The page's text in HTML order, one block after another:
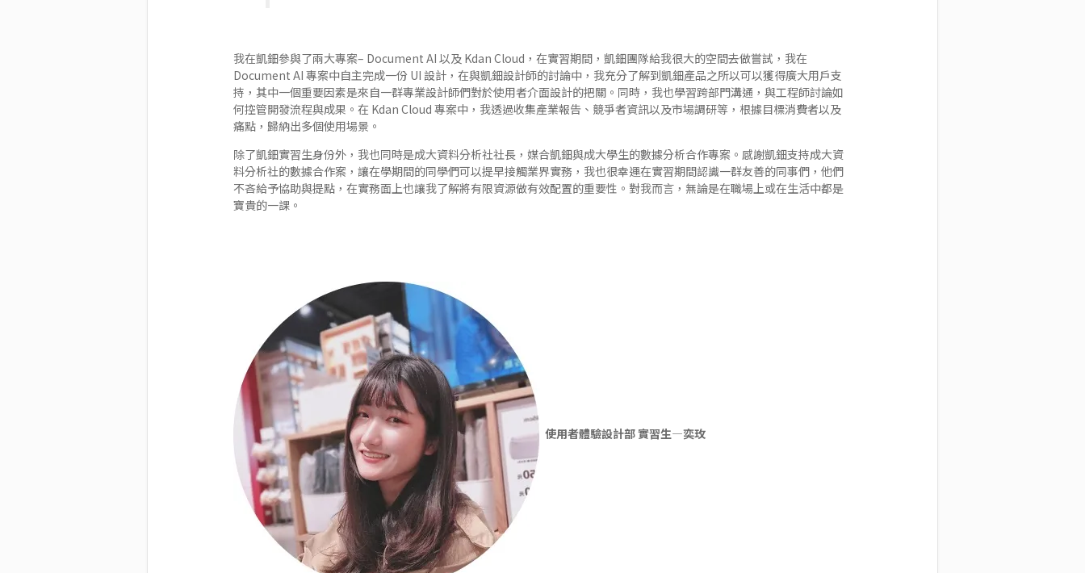
我在凱鈿參與了兩大專案– Document AI 以及 Kdan Cloud ，在實習期間，凱鈿團隊給我很大的空間去做嘗試，我在
Document AI 專案中自主完成一份 UI 設計，在與凱鈿設計師的討論中，我充分了解到凱鈿產品之所以可以獲得廣大用戶支
持，其中一個重要因素是來自一群專業設計師們對於使用者介面設計的把關。同時，我也學習跨部門溝通，與工程師討論如
何控管開發流程與成果。在 Kdan Cloud 專案中，我透過收集產業報告、競爭者資訊以及市場調研等，根據目標消費者以及
痛點，歸納出多個使用場景。
除了凱鈿實習生身份外，我也同時是成大資料分析社社長，媒合凱鈿與成大學生的數據分析合作專案。感謝凱鈿支持成大資
料分析社的數據合作案，讓在學期間的同學們可以提早接觸業界實務，我也很幸運在實習期間認識一群友善的同事們，他們
不吝給予協助與提點，在實務面上也讓我了解將有限資源做有效配置的重要性。對我而言，無論是在職場上或在生活中都是
寶貴的一課。
使用者體驗設計部 實習生—奕玫